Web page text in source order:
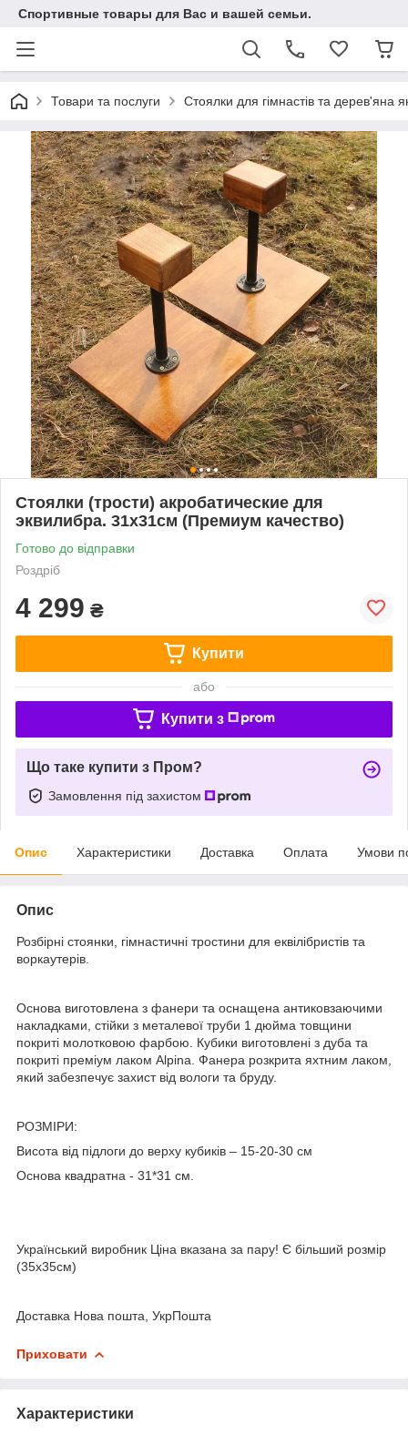
Спортивные товары для Вас и вашей семьи.
Товари та послуги Стоялки для гімнастів та дерев'яна
Стоялки (трости) акробатические для
эквилибра. 31х31см (Премиум качество)
Готово до відправки
Роздріб
4 299 ₴
Купити
або
Купити з
Що таке купити з Пром?
Замовлення під захистом
Опис Характеристики Доставка Оплата Умови
Опис
Розбірні стоянки, гімнастичні тростини для еквілібристів та
воркаутерів.
Основа виготовлена з фанери та оснащена антиковзаючими
накладками, стійки з металевої труби 1 дюйма товщини
покриті молотковою фарбою. Кубики виготовлені з дуба та
покриті преміум лаком Alpina. Фанера розкрита яхтним лаком,
який забезпечує захист від вологи та бруду.
РОЗМІРИ:
Висота від підлоги до верху кубиків – 15-20-30 см
Основа квадратна - 31*31 см.
Український виробник Ціна вказана за пару! Є більший розмір
(35х35см)
Доставка Нова пошта, УкрПошта
Приховати
Характеристики